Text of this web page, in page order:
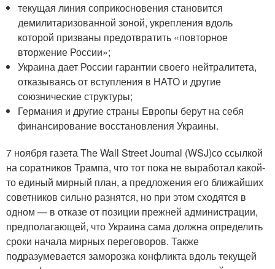
текущая линия соприкосновения становится
демилитаризованной зоной, укрепления вдоль
которой призваны предотвратить «повторное
вторжение России»;
Украина дает России гарантии своего нейтралитета,
отказываясь от вступления в НАТО и другие
союзнические структуры;
Германия и другие страны Европы берут на себя
финансирование восстановления Украины.
7 ноября газета The Wall Street Journal (WSJ)со ссылкой
на соратников Трампа, что тот пока не выработал какой-
то единый мирный план, а предложения его ближайших
советников сильно разнятся, но при этом сходятся в
одном — в отказе от позиции прежней администрации,
предполагающей, что Украина сама должна определить
сроки начала мирных переговоров. Также
подразумевается заморозка конфликта вдоль текущей